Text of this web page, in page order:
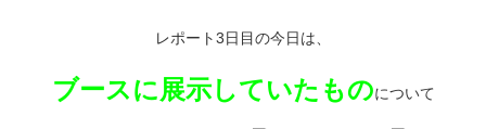
レポート3日目の今日は、
ブースに展示していたものについて